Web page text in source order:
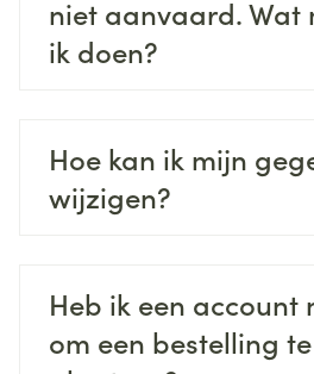
niet aanvaard. Wat
ik doen?
Hoe kan ik mijn
wijzigen?
Heb ik een account
om een bestelling te